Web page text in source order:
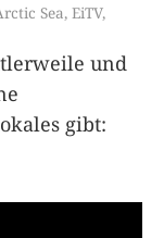
Sea, EiTV,
und
gibt: